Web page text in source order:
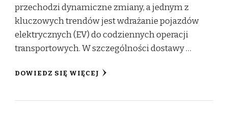
przechodzi dynamiczne zmiany, a jednym z
kluczowych trendów jest wdrażanie pojazdów
elektrycznych (EV) do codziennych operacji
transportowych. W szczególności dostawy …
DOWIEDZ SIĘ WIĘCEJ